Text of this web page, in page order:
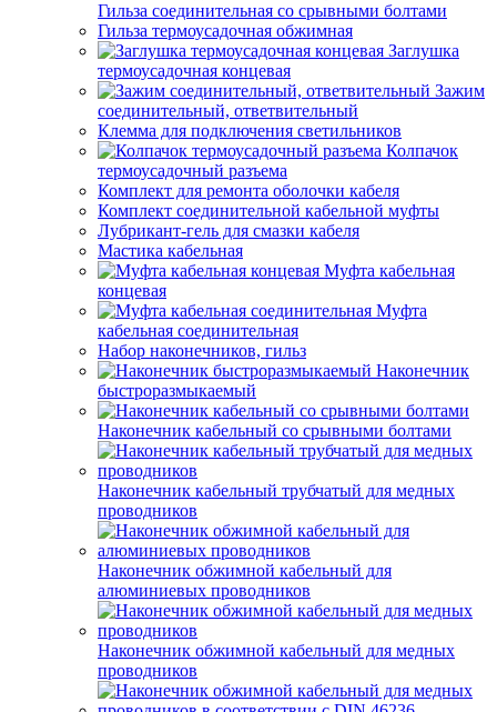
Гильза соединительная со срывными болтами
Гильза термоусадочная обжимная
Заглушка
термоусадочная концевая
Зажим
соединительный, ответвительный
Клемма для подключения светильников
Колпачок
термоусадочный разъема
Комплект для ремонта оболочки кабеля
Комплект соединительной кабельной муфты
Лубрикант-гель для смазки кабеля
Мастика кабельная
Муфта кабельная
концевая
Муфта
кабельная соединительная
Набор наконечников, гильз
Наконечник
быстроразмыкаемый
Наконечник кабельный со срывными болтами
Наконечник кабельный трубчатый для медных
проводников
Наконечник обжимной кабельный для
алюминиевых проводников
Наконечник обжимной кабельный для медных
проводников